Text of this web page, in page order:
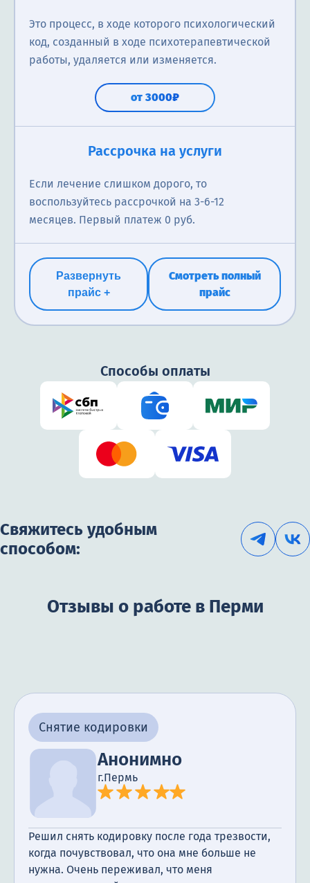
Это процесс, в ходе которого психологический
код, созданный в ходе психотерапевтической
работы, удаляется или изменяется.
от 3000₽
Рассрочка на услуги
Если лечение слишком дорого, то
воспользуйтесь рассрочкой на 3-6-12
месяцев. Первый платеж 0 руб.
Развернуть
прайс +
Смотреть полный
прайс
Способы оплаты
Свяжитесь удобным
способом:
Отзывы о работе в Перми
Снятие кодировки
Анонимно
г.Пермь
Решил снять кодировку после года трезвости,
когда почувствовал, что она мне больше не
нужна. Очень переживал, что меня